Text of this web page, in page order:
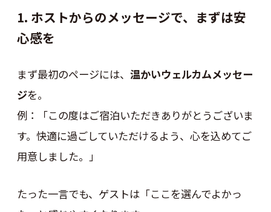
1. ホストからのメッセージで、まずは安
心感を
まず最初のページには、 温かいウェルカムメッセー
ジを。
例：「この度はご宿泊いただきありがとうございま
す。快適に過ごしていただけるよう、心を込めてご
用意しました。」
たった一言でも、ゲストは「ここを選んでよかっ